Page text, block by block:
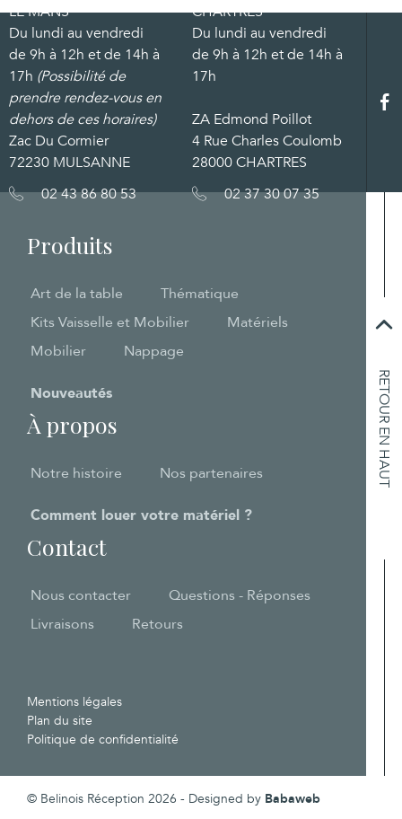
RETOUR EN HAUT
Produits
Art de la table
Thématique
Kits Vaisselle et Mobilier
Matériels
Mobilier
Nappage
Nouveautés
À propos
Notre histoire Nos partenaires
Comment louer votre matériel ?
Contact
Nous contacter
Questions - Réponses
Livraisons
Retours
© Belinois Réception 2026 - Designed by Babaweb
Mentions légales
Plan du site
Politique de confidentialité
LE MANS
Du lundi au vendredi
de 9h à 12h et de 14h à
17h (Possibilité de
prendre rendez-vous en
dehors de ces horaires)
Zac Du Cormier
72230 MULSANNE
02 43 86 80 53
CHARTRES
Du lundi au vendredi
de 9h à 12h et de 14h à
17h
ZA Edmond Poillot
4 Rue Charles Coulomb
28000 CHARTRES
02 37 30 07 35